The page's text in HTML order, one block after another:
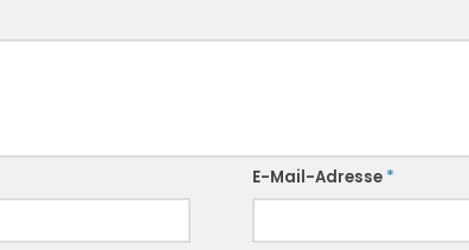
E-Mail-Adresse *